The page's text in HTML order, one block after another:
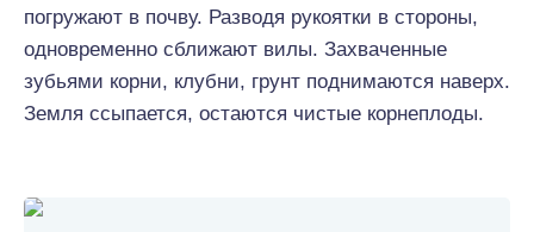
погружают в почву. Разводя рукоятки в стороны,
одновременно сближают вилы. Захваченные
зубьями корни, клубни, грунт поднимаются наверх.
Земля ссыпается, остаются чистые корнеплоды.